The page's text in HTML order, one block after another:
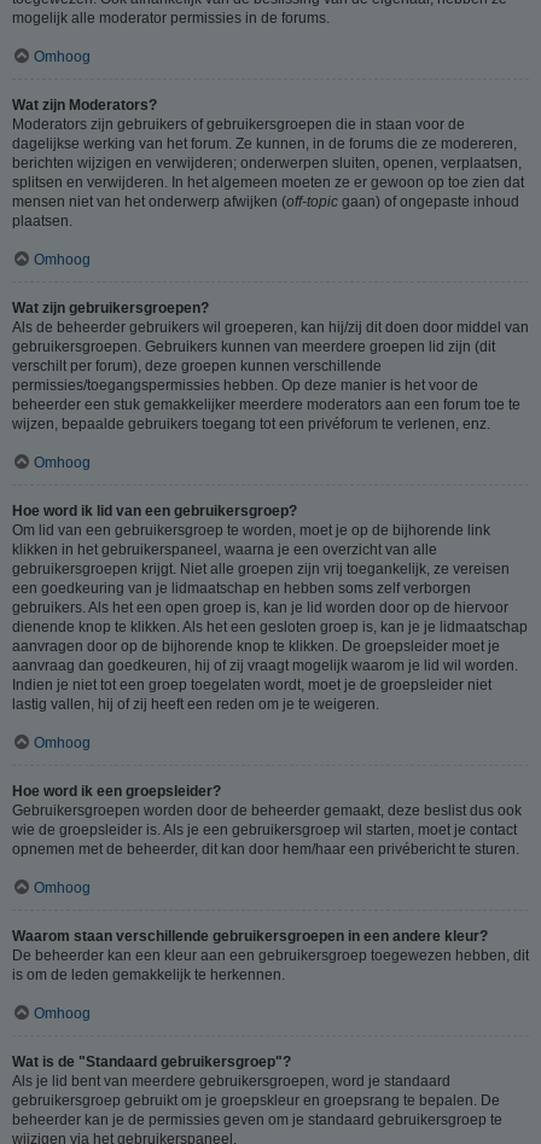
mogelijk alle moderator permissies in de forums.
Omhoog
Wat zijn Moderators?
Moderators zijn gebruikers of gebruikersgroepen die in staan voor de
dagelijkse werking van het forum. Ze kunnen, in de forums die ze modereren,
berichten wijzigen en verwijderen; onderwerpen sluiten, openen, verplaatsen,
splitsen en verwijderen. In het algemeen moeten ze er gewoon op toe zien dat
mensen niet van het onderwerp afwijken (off-topic gaan) of ongepaste inhoud
plaatsen.
Omhoog
Wat zijn gebruikersgroepen?
Als de beheerder gebruikers wil groeperen, kan hij/zij dit doen door middel van
gebruikersgroepen. Gebruikers kunnen van meerdere groepen lid zijn (dit
verschilt per forum), deze groepen kunnen verschillende
permissies/toegangspermissies hebben. Op deze manier is het voor de
beheerder een stuk gemakkelijker meerdere moderators aan een forum toe te
wijzen, bepaalde gebruikers toegang tot een privéforum te verlenen, enz.
Omhoog
Hoe word ik lid van een gebruikersgroep?
Om lid van een gebruikersgroep te worden, moet je op de bijhorende link
klikken in het gebruikerspaneel, waarna je een overzicht van alle
gebruikersgroepen krijgt. Niet alle groepen zijn vrij toegankelijk, ze vereisen
een goedkeuring van je lidmaatschap en hebben soms zelf verborgen
gebruikers. Als het een open groep is, kan je lid worden door op de hiervoor
dienende knop te klikken. Als het een gesloten groep is, kan je je lidmaatschap
aanvragen door op de bijhorende knop te klikken. De groepsleider moet je
aanvraag dan goedkeuren, hij of zij vraagt mogelijk waarom je lid wil worden.
Indien je niet tot een groep toegelaten wordt, moet je de groepsleider niet
lastig vallen, hij of zij heeft een reden om je te weigeren.
Omhoog
Hoe word ik een groepsleider?
Gebruikersgroepen worden door de beheerder gemaakt, deze beslist dus ook
wie de groepsleider is. Als je een gebruikersgroep wil starten, moet je contact
opnemen met de beheerder, dit kan door hem/haar een privébericht te sturen.
Omhoog
Waarom staan verschillende gebruikersgroepen in een andere kleur?
De beheerder kan een kleur aan een gebruikersgroep toegewezen hebben, dit
is om de leden gemakkelijk te herkennen.
Omhoog
Wat is de "Standaard gebruikersgroep"?
Als je lid bent van meerdere gebruikersgroepen, word je standaard
gebruikersgroep gebruikt om je groepskleur en groepsrang te bepalen. De
beheerder kan je de permissies geven om je standaard gebruikersgroep te
wijzigen via het gebruikerspaneel.